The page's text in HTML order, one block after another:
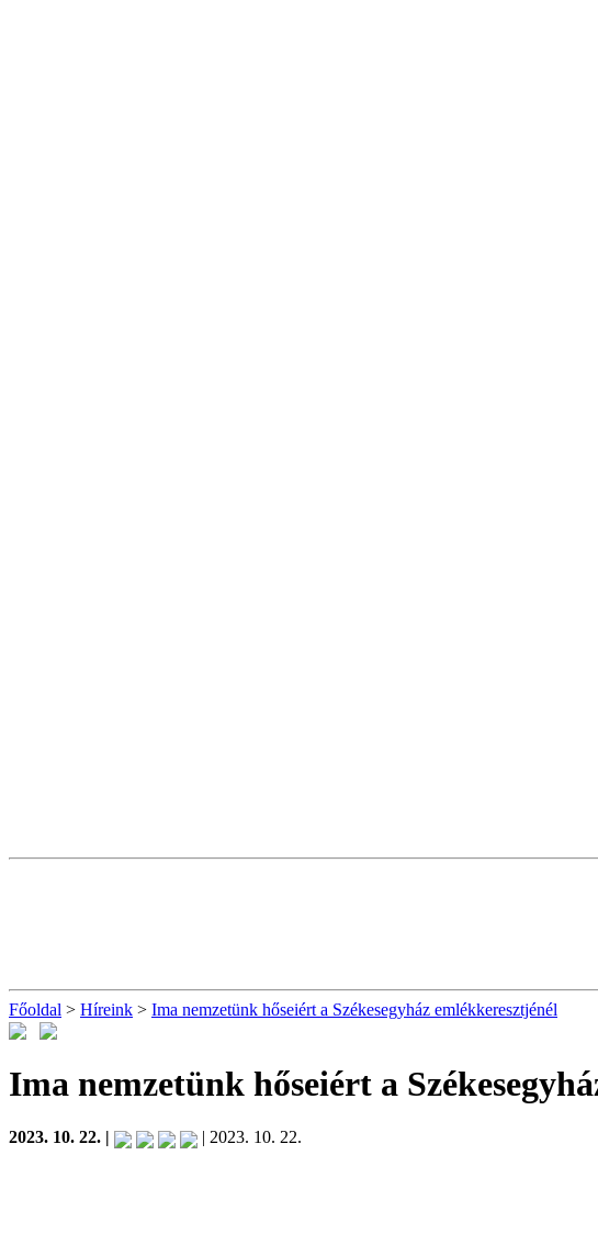
Főoldal > Híreink > Ima nemzetünk hőseiért a Székesegyház emlékkeresztjénél
Ima nemzetünk hőseiért a
2023. 10. 22. | | 2023. 10. 22.